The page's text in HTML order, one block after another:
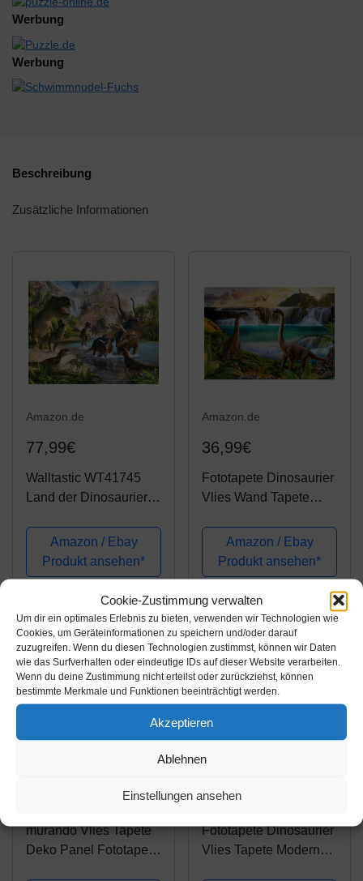
Cookie-Zustimmung verwalten
Um dir ein optimales Erlebnis zu bieten, verwenden wir Technologien wie
Cookies, um Geräteinformationen zu speichern und/oder darauf
zuzugreifen. Wenn du diesen Technologien zustimmst, können wir Daten
wie das Surfverhalten oder eindeutige IDs auf dieser Website verarbeiten.
Wenn du deine Zustimmung nicht erteilst oder zurückziehst, können
bestimmte Merkmale und Funktionen beeinträchtigt werden.
Akzeptieren
Ablehnen
Einstellungen ansehen
Werbung
Werbung
Beschreibung
Zusätzliche Informationen
Amazon.de
77,99€
Walltastic WT41745
Land der Dinosaurier,
Mehrfarbig, 8 x 10 ft
Amazon / Ebay
Produkt ansehen*
Amazon.de
36,99€
Fototapete Dinosaurier
Vlies Wand Tapete
Schlafzimmer Büro Flur
Dekoration Wandbilder
XXL Moderne
Wanddeko - 100%
MADE IN GERMANY -
Wasserfall...
Amazon / Ebay
Produkt ansehen*
murando Vlies Tapete
Deko Panel Fototapete
32,49€
Fototapete Dinosaurier
Vlies Tapete Moderne